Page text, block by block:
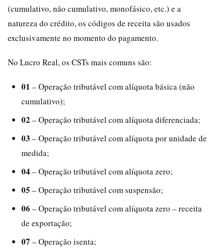
(cumulativo, não cumulativo, monofásico, etc.) e a
natureza do crédito, os códigos de receita são usados
exclusivamente no momento do pagamento.
No Lucro Real, os CSTs mais comuns são:
01 – Operação tributável com alíquota básica (não
cumulativo);
02 – Operação tributável com alíquota diferenciada;
03 – Operação tributável com alíquota por unidade de
medida;
04 – Operação tributável com alíquota zero;
05 – Operação tributável com suspensão;
06 – Operação tributável com alíquota zero – receita
de exportação;
07 – Operação isenta;